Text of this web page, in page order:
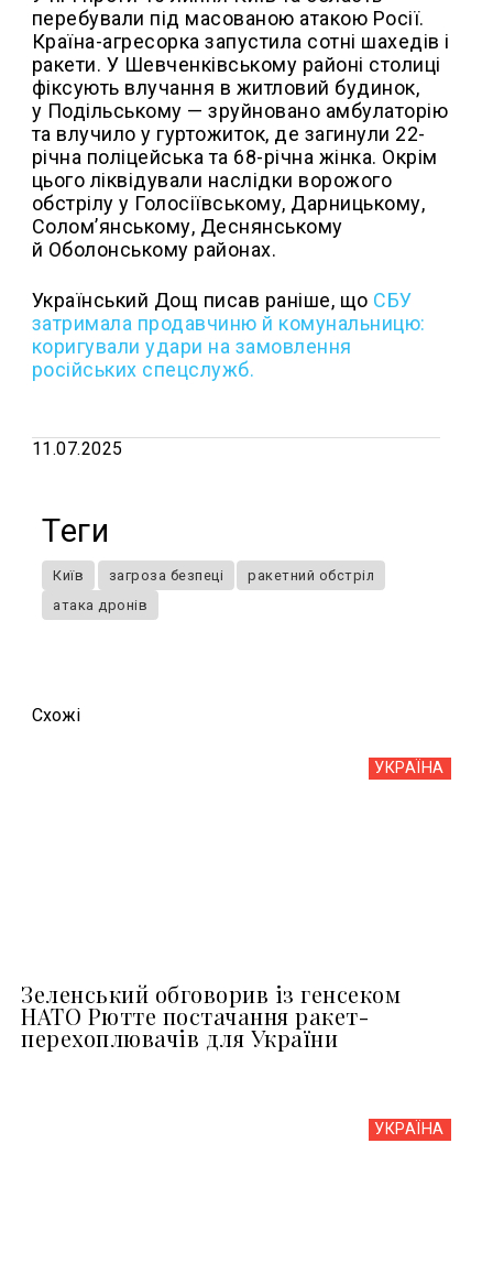
перебували під масованою атакою Росії.
Країна-агресорка запустила сотні шахедів і
ракети. У Шевченківському районі столиці
фіксують влучання в житловий будинок,
у Подільському — зруйновано амбулаторію
та влучило у гуртожиток, де загинули 22-
річна поліцейська та 68-річна жінка. Окрім
цього ліквідували наслідки ворожого
обстрілу у Голосіївському, Дарницькому,
Солом’янському, Деснянському
й Оболонському районах.
Український Дощ писав раніше, що СБУ
затримала продавчиню й комунальницю:
коригували удари на замовлення
російських спецслужб.
11.07.2025
Теги
Київ загроза безпеці
ракетний обстріл
атака дронів
Схожi
УКРАЇНА
Зеленський обговорив із генсеком
НАТО Рютте постачання ракет-
перехоплювачів для України
УКРАЇНА